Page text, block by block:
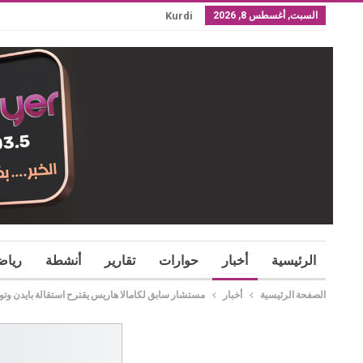
السبت, أغسطس 8, 2026 Kurdi
الرئيسية أخبار حوارات تقارير أنشطة
الصفحة الرئيسية أخبار ​مستشار سابق لكامالا هاريس يقترح استقالة بايدن